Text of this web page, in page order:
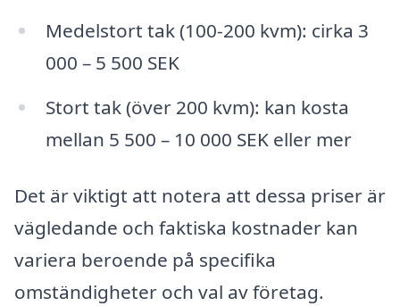
Medelstort tak (100-200 kvm): cirka 3
000 – 5 500 SEK
Stort tak (över 200 kvm): kan kosta
mellan 5 500 – 10 000 SEK eller mer
Det är viktigt att notera att dessa priser är
vägledande och faktiska kostnader kan
variera beroende på specifika
omständigheter och val av företag.